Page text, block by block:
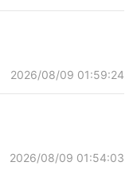
2026/08/09 01:59:24
2026/08/09 01:54:03